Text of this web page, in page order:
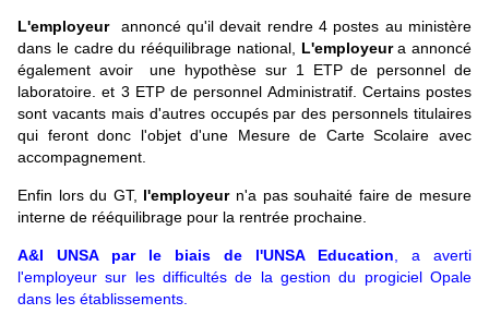
L'employeur
annoncé qu'il devait rendre 4 postes au ministère
dans le cadre du rééquilibrage national, L'employeura annoncé
également avoir une hypothèse sur 1 ETP de personnel de
laboratoire. et 3 ETP de personnel Administratif. Certains postes
sont vacants mais d'autres occupés par des personnels titulaires
qui feront donc l'objet d'une Mesure de Carte Scolaire avec
accompagnement.
Enfin lors du GT, l'employeur n'a pas souhaité faire de mesure
interne de rééquilibrage pour la rentrée prochaine.
A&I UNSA par le biais de l'UNSA Education , a averti
l'employeur sur les difficultés de la gestion du progiciel Opale
dans les établissements.